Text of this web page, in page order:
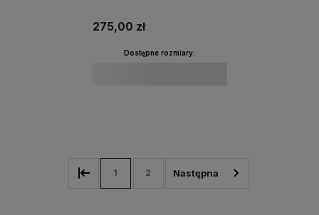
275,00 zł
Dostępne rozmiary:
1 2